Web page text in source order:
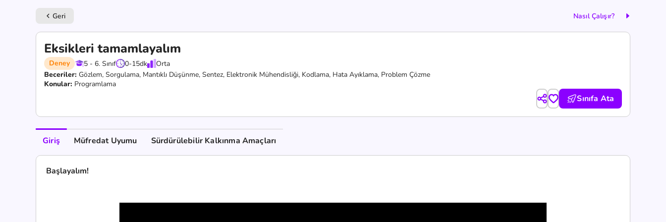
keyboard_arrow_left Geri Nasıl Çalışır?
Eksikleri tamamlayalım
Deney 5 - 6. Sınıf 0-15dk
Orta
Beceriler: Gözlem, Sorgulama, Mantıklı Düşünme, Sentez, Elektronik Mühendisliği, Kodlama, Hata Ayıklama, Problem Çözme
Konular: Programlama
Sınıfa Ata
Giriş Müfredat Uyumu Sürdürülebilir Kalkınma Amaçları
Başlayalım!